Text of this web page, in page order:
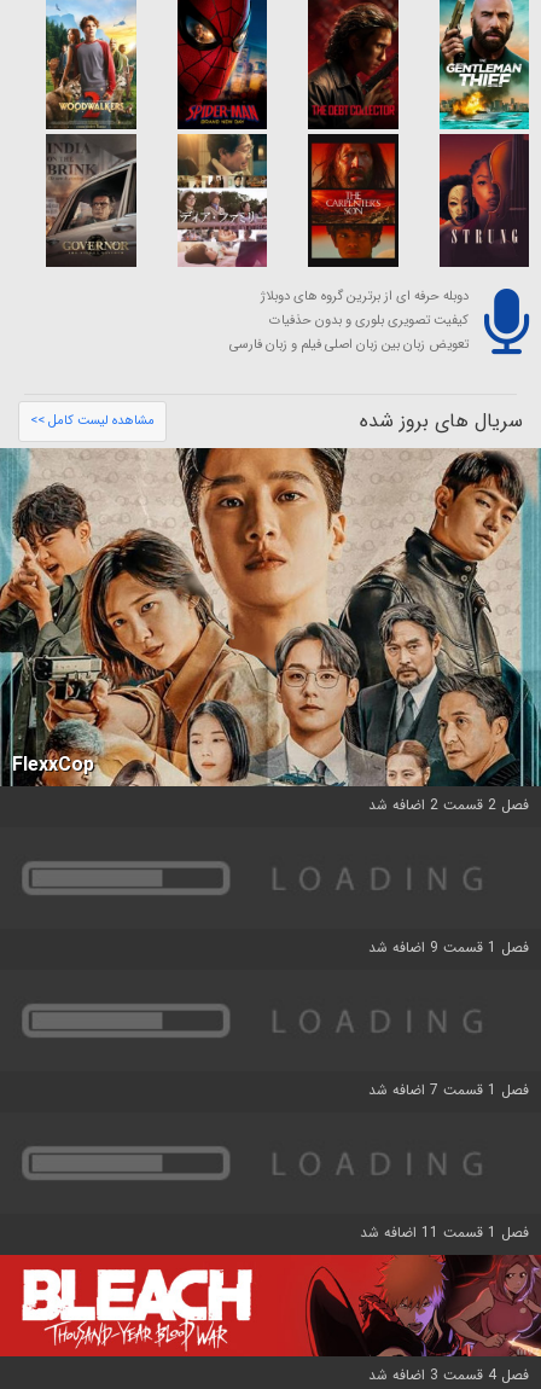
دوبله حرفه ای از برترین گروه های دوبلاژ
کیفیت تصویری بلوری و بدون حذفیات
تعویض زبان بین زبان اصلی فیلم و زبان فارسی
سریال های بروز شده مشاهده لیست کامل >>
FlexxCop
فصل 2 قسمت 2 اضافه شد
فصل 1 قسمت 9 اضافه شد
فصل 1 قسمت 7 اضافه شد
فصل 1 قسمت 11 اضافه شد
فصل 4 قسمت 3 اضافه شد